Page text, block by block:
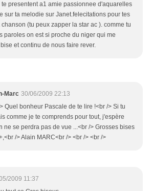
te presentent a1 amie passionnee d'aquarelles
sur ta melodie sur Janet.felecitations pour tes
(tu peux zapper la star ac ). comme tu
paroles on est si proche du niger qui me
et continu de nous faire rever.
Marc 30/06/2009 22:13
Quel bonheur Pascale de te lire !<br /> Si tu
comme je te comprends pour tout, j'espère
ne se perdra pas de vue ...<br /> Grosses bises
/> Alain MARC<br /> <br /> <br />
2009 11:37